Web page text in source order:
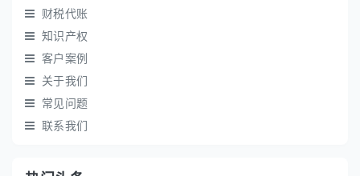
财税代账
知识产权
客户案例
关于我们
常见问题
联系我们